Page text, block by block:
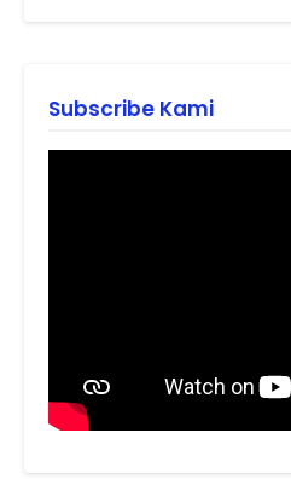
Subscribe Kami